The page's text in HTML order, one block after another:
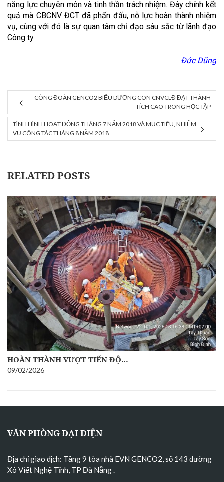
năng lực chuyên môn và tinh thần trách nhiệm. Đây chính kết
quả mà CBCNV ĐCT đã phấn đấu, nỗ lực hoàn thành nhiệm
vụ, cùng với đó là sự quan tâm chỉ đạo sâu sắc từ lãnh đạo
Công ty.
Đức Dũng
CÔNG ĐOÀN GENCO2 BIỂU DƯƠNG CON CNVCLĐ ĐẠT THÀNH
TÍCH CAO TRONG HỌC TẬP
TÌNH HÌNH HOẠT ĐỘNG THÁNG 7 NĂM 2018 VÀ MỤC TIÊU, NHIỆM
VỤ CÔNG TÁC THÁNG 8 NĂM 2018
RELATED POSTS
HOÀN THÀNH VƯỢT TIẾN ĐỘ…
09/02/2026
VĂN PHÒNG ĐẠI DIỆN
Địa chỉ giao dịch: Tầng 9 tòa nhà EVN GENCO2, số 143 đường
Xô Viết Nghệ Tĩnh, TP Đà Nẵng.